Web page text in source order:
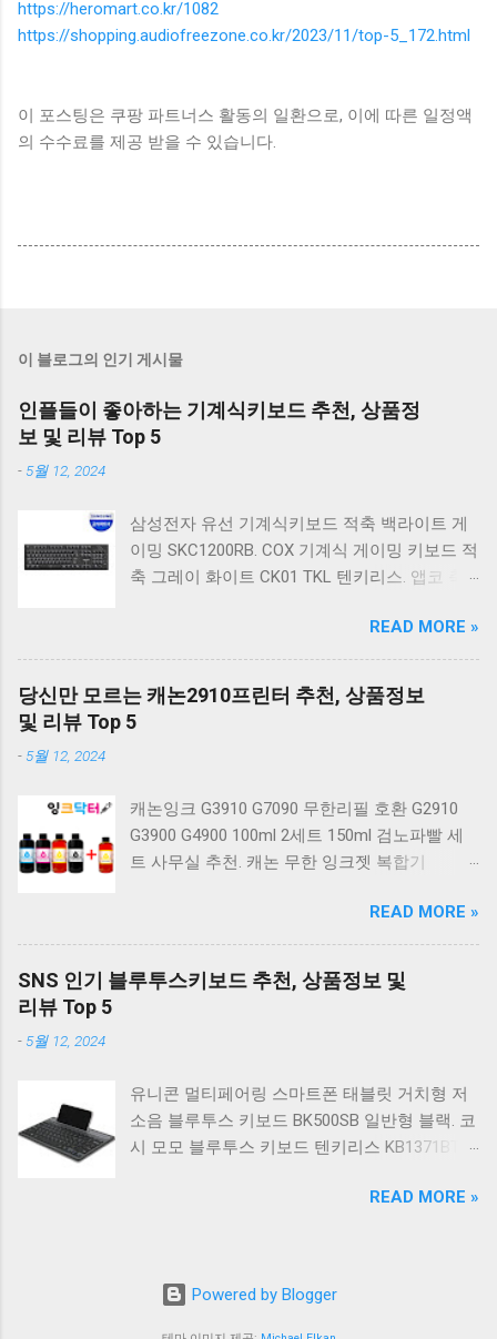
https://heromart.co.kr/1082
https://shopping.audiofreezone.co.kr/2023/11/top-5_172.html
이 포스팅은 쿠팡 파트너스 활동의 일환으로, 이에 따른 일정액
의 수수료를 제공 받을 수 있습니다.
이 블로그의 인기 게시물
인플들이 좋아하는 기계식키보드 추천, 상품정
보 및 리뷰 Top 5
- 5월 12, 2024
삼성전자 유선 기계식키보드 적축 백라이트 게
이밍 SKC1200RB. COX 기계식 게이밍 키보드 적
축 그레이 화이트 CK01 TKL 텐키리스. 앱코 축
랙 K560 일반형. 앱코 K517 레트로 기계식 게이
밍 유선키보드 갈축 일반형 레트로 베이지. 체리
키보드 G803000S TKL RGB 게이밍 텐키리스 기
계식 키보드 4종 축 선택 저소음적축 블랙. 체리
베이지 K517 Retro. COX CK01 교체축 사이드
RGB 게이밍 기계식 키보드 네이비 CK01NV적축
일반형. 체리키보드 XTRFY MX BOARD 3.1 RGB
COX 기계식 게이밍 키보드 갈축 그레이 화이트
CK01 TKL 텐키리스 기계식키보드 구매를 고려
하실 때, 추가 할인 혜택을 놓치지 마세요. 다양
정이 많이 어려우시죠? 특히 기계식키보드 같은
상품을 고를 때는 더 고민이 많을 수 밖에 없습
니다. 다양한 상품들을 상세스펙 과 가격 을 꼼
READ MORE »
당신만 모르는 캐논2910프린터 추천, 상품정보
및 리뷰 Top 5
- 5월 12, 2024
캐논잉크 G3910 G7090 무한리필 호환 G2910
G3900 G4900 100ml 2세트 150ml 검노파빨 세
트 사무실 추천. 캐논 무한 잉크젯 복합기
논 PIXMA G2910 잉크포함 정품 무한복합기 컬
러 잉크젯복합기 가정용프린터 상세정보참조.
캐논 G시리즈 프린터 정품 헤드 카트리지
G1900 G2900 G3900 G4900 G2910 G3910
G4902 G4910 G4911 리필 잉크 1개 GI990
500ml 4색세트. 캐논 빌트인 정품무한 복합기
G2910 정품잉크 포함충전잉크4색 추가증정. 캐
잉크 4색세트 G3910 G3900 G2900 G4900
합기 G6091 캐논2910프린터 구매를 고려하실
READ MORE »
SNS 인기 블루투스키보드 추천, 상품정보 및
리뷰 Top 5
- 5월 12, 2024
유니콘 멀티페어링 스마트폰 태블릿 거치형 저
소음 블루투스 키보드 BK500SB 일반형 블랙. 코
시 모모 블루투스 키보드 텐키리스 KB1371BT
K380S. 로지텍 무선키보드 텐키리스 스모키 블
이식 블루투스 키보드 OABTKBDA 퓨어 화이트.
코시 베이직 블루투스 키보드 KB1352BT 실버
텐키리스. 로지텍 무선키보드 텐키리스 더스티
READ MORE »
Powered by Blogger